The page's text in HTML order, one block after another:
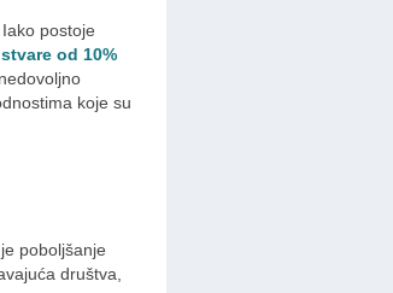
postoje
od 10%
koje su
poboljšanje
društva,